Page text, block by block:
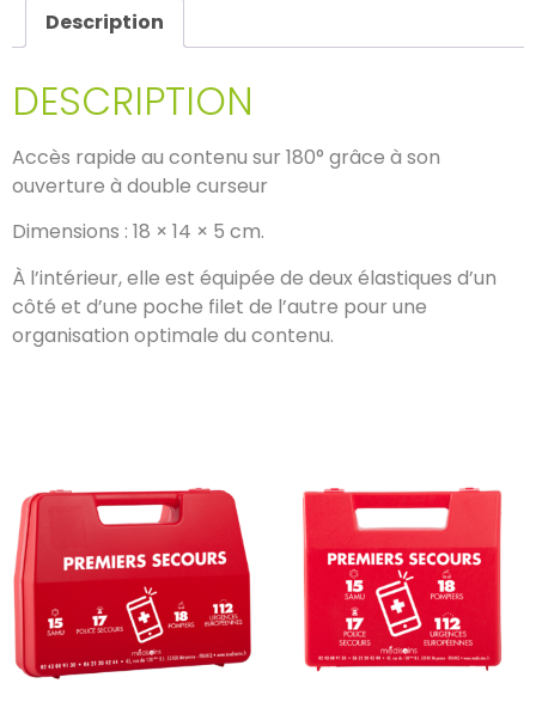
Description
DESCRIPTION
Accès rapide au contenu sur 180° grâce à son
ouverture à double curseur
Dimensions : 18 × 14 × 5 cm.
À l’intérieur, elle est équipée de deux élastiques d’un
côté et d’une poche filet de l’autre pour une
organisation optimale du contenu.